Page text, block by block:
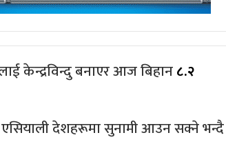
केन्द्रविन्दु बनाएर आज बिहान ८.२
एसियाली देशहरूमा सुनामी आउन सक्ने भन्दै